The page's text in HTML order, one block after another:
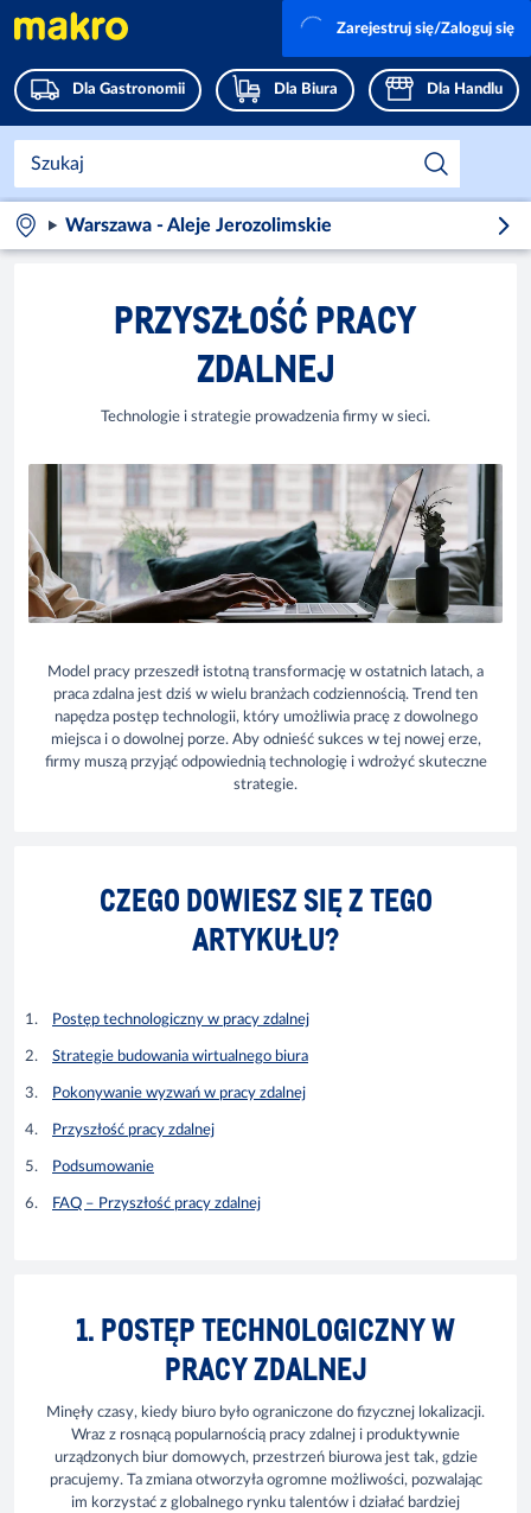
Dla Gastronomii Dla Biura Dla Handlu
Zarejestruj się/Zaloguj się
Warszawa - Aleje Jerozolimskie
PRZYSZŁOŚĆ PRACY
ZDALNEJ
Technologie i strategie prowadzenia firmy w sieci.
Model pracy przeszedł istotną transformację w ostatnich latach, a
praca zdalna jest dziś w wielu branżach codziennością. Trend ten
napędza postęp technologii, który umożliwia pracę z dowolnego
miejsca i o dowolnej porze. Aby odnieść sukces w tej nowej erze,
firmy muszą przyjąć odpowiednią technologię i wdrożyć skuteczne
strategie.
CZEGO DOWIESZ SIĘ Z TEGO
ARTYKUŁU?
Postęp technologiczny w pracy zdalnej
Strategie budowania wirtualnego biura
Pokonywanie wyzwań w pracy zdalnej
Przyszłość pracy zdalnej
Podsumowanie
FAQ – Przyszłość pracy zdalnej
1. POSTĘP TECHNOLOGICZNY W
PRACY ZDALNEJ
Minęły czasy, kiedy biuro było ograniczone do fizycznej lokalizacji.
Wraz z rosnącą popularnością pracy zdalnej i produktywnie
urządzonych biur domowych, przestrzeń biurowa jest tak, gdzie
pracujemy. Ta zmiana otworzyła ogromne możliwości, pozwalając
im korzystać z globalnego rynku talentów i działać bardziej